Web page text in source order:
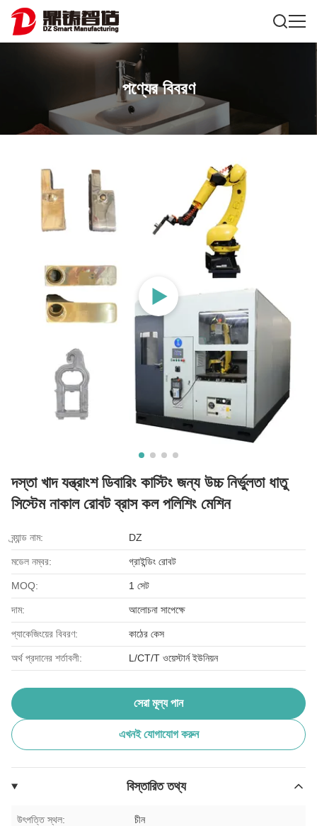
পণ্যের বিবরণ
দস্তা খাদ যন্ত্রাংশ ডিবারিং কাস্টিং জন্য উচ্চ নির্ভুলতা ধাতু
সিস্টেম নাকাল রোবট ব্রাস কল পলিশিং মেশিন
ব্র্যান্ড নাম: DZ
মডেল নম্বর: গ্রাইন্ডিং রোবট
MOQ: 1 সেট
দাম: আলোচনা সাপেক্ষে
প্যাকেজিংয়ের বিবরণ: কাঠের কেস
অর্থ প্রদানের শর্তাবলী: L/CT/T ওয়েস্টার্ন ইউনিয়ন
সেরা মূল্য পান
এখনই যোগাযোগ করুন
বিস্তারিত তথ্য
উৎপত্তি স্থল: চীন